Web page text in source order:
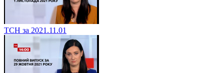
ТСН за 2021.11.01